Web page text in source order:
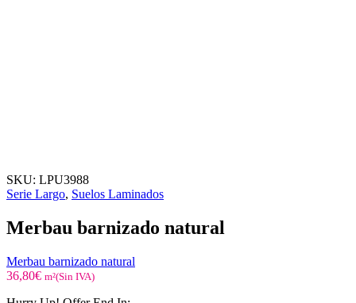
SKU: LPU3988
Serie Largo, Suelos Laminados
Merbau barnizado natural
Merbau barnizado natural
36,80€ m²(Sin IVA)